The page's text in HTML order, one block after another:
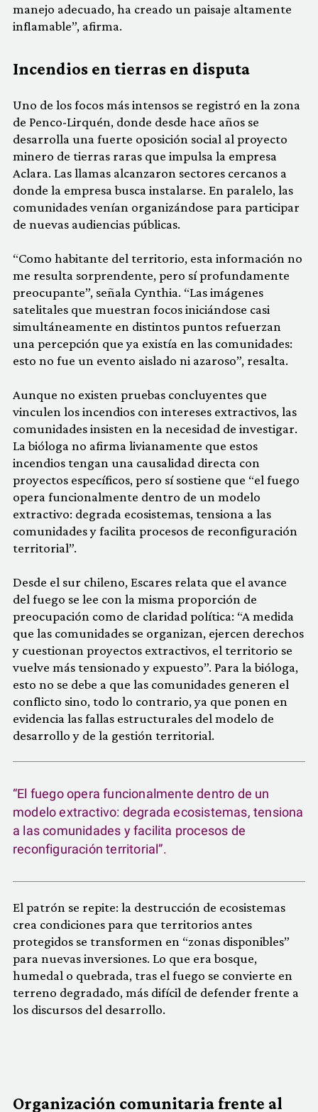
manejo adecuado, ha creado un paisaje altamente
inflamable”, afirma.
Incendios en tierras en disputa
Uno de los focos más intensos se registró en la zona
de Penco-Lirquén, donde desde hace años se
desarrolla una fuerte oposición social al proyecto
minero de tierras raras que impulsa la empresa
Aclara. Las llamas alcanzaron sectores cercanos a
donde la empresa busca instalarse. En paralelo, las
comunidades venían organizándose para participar
de nuevas audiencias públicas.
“Como habitante del territorio, esta información no
me resulta sorprendente, pero sí profundamente
preocupante”, señala Cynthia. “Las imágenes
satelitales que muestran focos iniciándose casi
simultáneamente en distintos puntos refuerzan
una percepción que ya existía en las comunidades:
esto no fue un evento aislado ni azaroso”, resalta.
Aunque no existen pruebas concluyentes que
vinculen los incendios con intereses extractivos, las
comunidades insisten en la necesidad de investigar.
La bióloga no afirma livianamente que estos
incendios tengan una causalidad directa con
proyectos específicos, pero sí sostiene que “el fuego
opera funcionalmente dentro de un modelo
extractivo: degrada ecosistemas, tensiona a las
comunidades y facilita procesos de reconfiguración
territorial”.
Desde el sur chileno, Escares relata que el avance
del fuego se lee con la misma proporción de
preocupación como de claridad política: “A medida
que las comunidades se organizan, ejercen derechos
y cuestionan proyectos extractivos, el territorio se
vuelve más tensionado y expuesto”. Para la bióloga,
esto no se debe a que las comunidades generen el
conflicto sino, todo lo contrario, ya que ponen en
evidencia las fallas estructurales del modelo de
desarrollo y de la gestión territorial.
“El fuego opera funcionalmente dentro de un
modelo extractivo: degrada ecosistemas, tensiona
a las comunidades y facilita procesos de
reconfiguración territorial”.
El patrón se repite: la destrucción de ecosistemas
crea condiciones para que territorios antes
protegidos se transformen en “zonas disponibles”
para nuevas inversiones. Lo que era bosque,
humedal o quebrada, tras el fuego se convierte en
terreno degradado, más difícil de defender frente a
los discursos del desarrollo.
Organización comunitaria frente al